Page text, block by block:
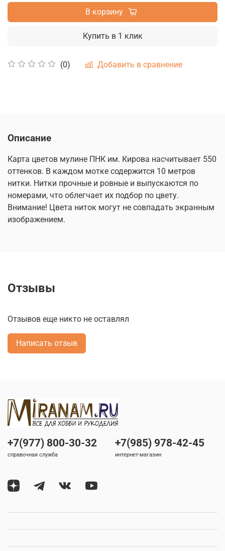
(0) Добавить в сравнение
В корзину
Купить в 1 клик
Описание
Карта цветов мулине ПНК им. Кирова насчитывает 550
оттенков. В каждом мотке содержится 10 метров
нитки. Нитки прочные и ровные и выпускаются по
номерами, что облегчает их подбор по цвету.
Внимание! Цвета ниток могут не совпадать экранным
изображением.
Отзывы
Отзывов еще никто не оставлял
Написать отзыв
+7(977) 800-30-32
справочная служба
+7(985) 978-42-45
интернет-магазин